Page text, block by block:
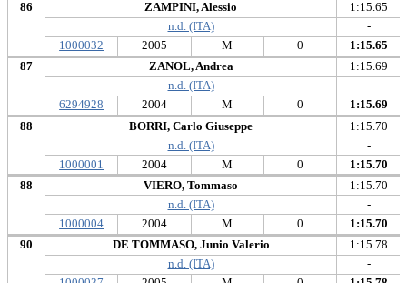
86
1000032
ZAMPINI, Alessio
2005 M
n.d. (ITA)
1:15.65
-
1:15.65
0
87
6294928
ZANOL, Andrea
2004 M
n.d. (ITA)
1:15.69
-
1:15.69
0
88
1000001
BORRI, Carlo Giuseppe
2004 M
n.d. (ITA)
1:15.70
-
1:15.70
0
88
1000004
VIERO, Tommaso
2004 M
n.d. (ITA)
1:15.70
-
1:15.70
0
90
DE TOMMASO, Junio Valerio
n.d. (ITA)
1:15.78
-